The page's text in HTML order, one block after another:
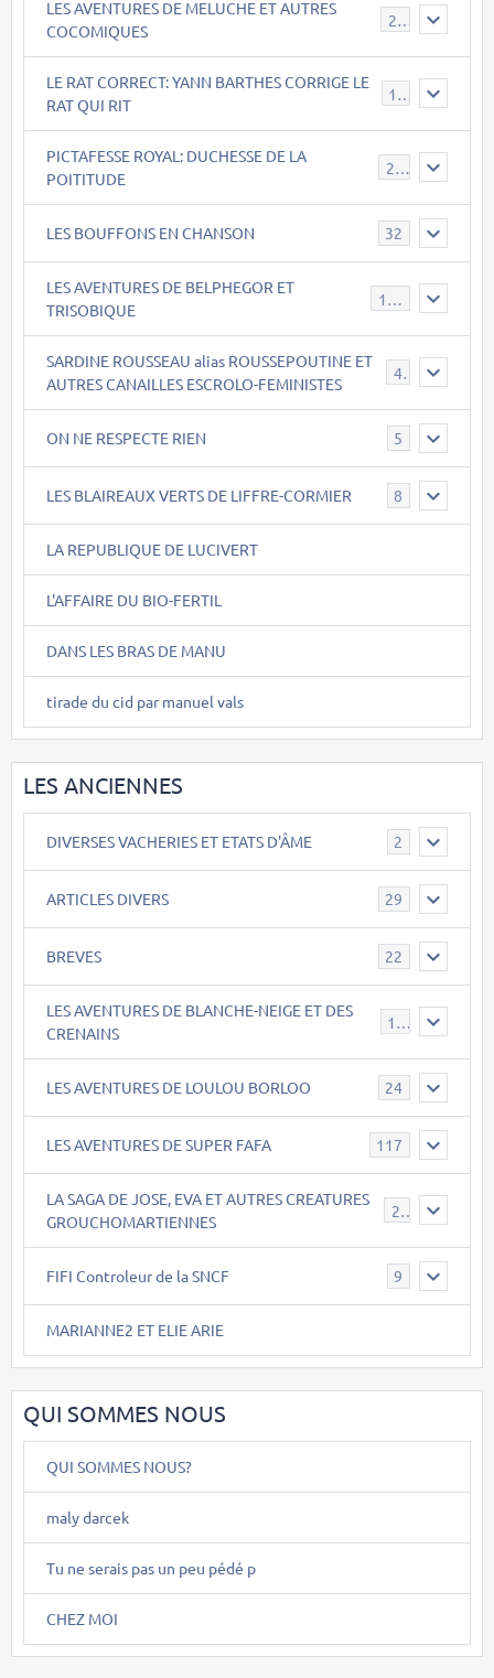
LES AVENTURES DE MELUCHE ET AUTRES
COCOMIQUES
22
LE RAT CORRECT: YANN BARTHES CORRIGE LE
RAT QUI RIT
15
PICTAFESSE ROYAL: DUCHESSE DE LA
POITITUDE
23
LES BOUFFONS EN CHANSON 32
LES AVENTURES DE BELPHEGOR ET
TRISOBIQUE
147
SARDINE ROUSSEAU alias ROUSSEPOUTINE ET
AUTRES CANAILLES ESCROLO-FEMINISTES
40
ON NE RESPECTE RIEN 5
LES BLAIREAUX VERTS DE LIFFRE-CORMIER 8
LA REPUBLIQUE DE LUCIVERT
L'AFFAIRE DU BIO-FERTIL
DANS LES BRAS DE MANU
tirade du cid par manuel vals
LES ANCIENNES
DIVERSES VACHERIES ET ETATS D'ÂME 2
ARTICLES DIVERS 29
BREVES 22
LES AVENTURES DE BLANCHE-NEIGE ET DES
CRENAINS
17
LES AVENTURES DE LOULOU BORLOO 24
LES AVENTURES DE SUPER FAFA 117
LA SAGA DE JOSE, EVA ET AUTRES CREATURES
GROUCHOMARTIENNES
26
FIFI Controleur de la SNCF 9
MARIANNE2 ET ELIE ARIE
QUI SOMMES NOUS
QUI SOMMES NOUS?
maly darcek
Tu ne serais pas un peu pédé p
CHEZ MOI